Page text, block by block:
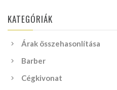
KATEGÓRIÁK
Árak összehasonlítása
Barber
Cégkivonat